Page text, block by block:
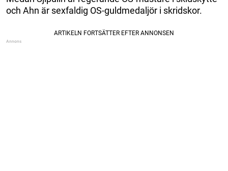
och Ahn är sexfaldig OS-guldmedaljör i skridskor.